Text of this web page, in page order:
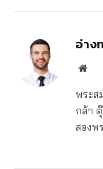
อ่าง
พระส
กล้า
สองพ